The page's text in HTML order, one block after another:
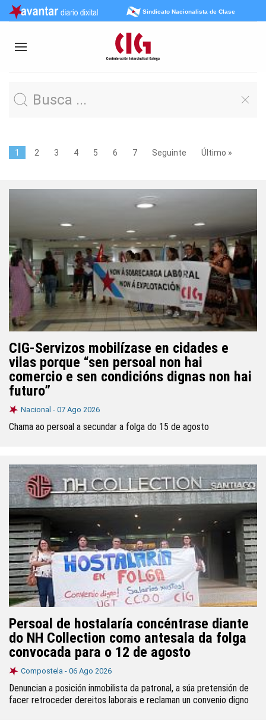
Sindicato Nacionalista de Clase
1 2 3 4 5 6 7 Seguinte Último »
CIG-Servizos mobilízase en cidades e
vilas porque “sen persoal non hai
comercio e sen condicións dignas non hai
futuro”
Nacional - 07 Ago 2026
Chama ao persoal a secundar a folga do 15 de agosto
Persoal de hostalaría concéntrase diante
do NH Collection como antesala da folga
convocada para o 12 de agosto
Compostela - 06 Ago 2026
Denuncian a posición inmobilista da patronal, a súa pretensión de
facer retroceder dereitos laborais e reclaman un convenio digno